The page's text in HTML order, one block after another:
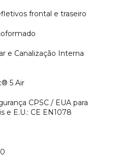
frontal e traseiro
e Canalização Interna
5 Air
CPSC / EUA para
e E.U.: CE EN1078